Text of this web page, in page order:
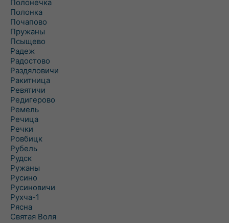
Полонечка
Полонка
Почапово
Пружаны
Псыщево
Радеж
Радостово
Раздяловичи
Ракитница
Ревятичи
Редигерово
Ремель
Речица
Речки
Ровбицк
Рубель
Рудск
Ружаны
Русино
Русиновичи
Рухча-1
Рясна
Святая Воля